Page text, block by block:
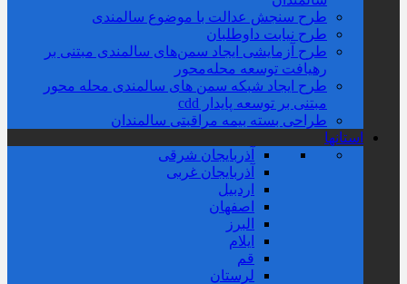
طرح سنجش عدالت با موضوع سالمندی
طرح نیابت داوطلبان
طرح آزمایشی ایجاد سمن‌های سالمندی مبتنی بر
رهیافت توسعه محله‌‌محور
طرح ایجاد شبکه سمن های سالمندی محله محور
مبتنی بر توسعه پایدار cdd
طراحی بسته بیمه مراقبتی سالمندان
استانها
آذربایجان شرقی
آذربایجان غربی
اردبیل
اصفهان
البرز
ایلام
قم
لرستان